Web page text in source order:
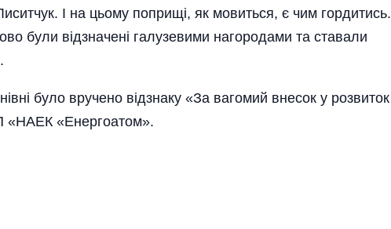
І на цьому поприщі, як мовиться, є чим гордитись.
були відзначені галузевими нагородами та ставали
було вручено відзнаку «За вагомий внесок у розвиток
«НАЕК «Енергоатом».